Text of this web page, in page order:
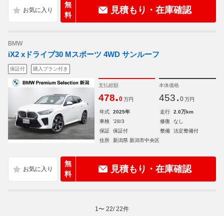
無
料
見積もり・在庫確認
BMW
iX2 xドライブ30 Mスポーツ 4WD サンルーフ
保証付 購入プラン付き
支払総額
478.0 万円
本体価格
453. 0 万円
年式 2025年 走行
2.0万km
車検
'28/3 修復
なし
保証
保証付 整備
法定整備付
住所
新潟県 新潟市中央区
無
料
見積もり・在庫確認
1 〜 22/22件